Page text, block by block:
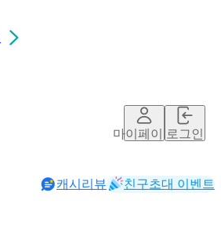
마이페이지로그인
캐시리뷰 친구초대 이벤트